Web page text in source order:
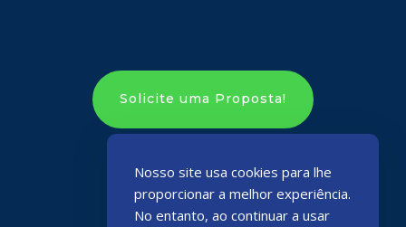
Solicite uma Proposta!
Nosso site usa cookies para lhe
proporcionar a melhor experiência.
No entanto, ao continuar a usar